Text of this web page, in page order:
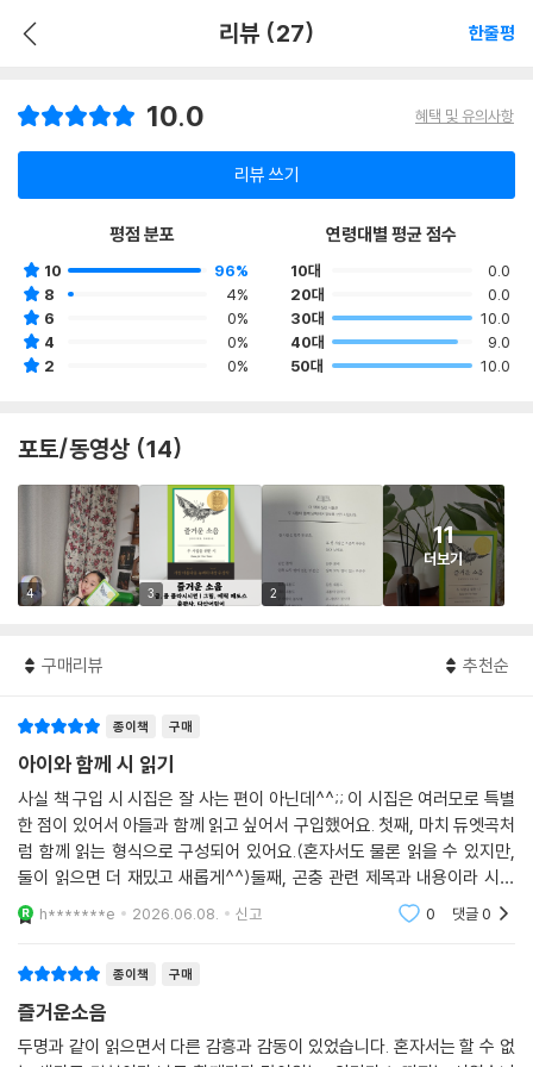
리뷰 (27) 한줄평
10.0 혜택 및 유의사항
리뷰 쓰기
평점 분포
10
96%
8
4%
6
0%
4
0%
2
0%
연령대별 평균 점수
10대
0.0
20대
0.0
30대
10.0
40대
9.0
50대
10.0
포토/동영상 (14)
4 3 2
11
더보기
구매리뷰 추천순
종이책 구매
아이와 함께 시 읽기
사실 책 구입 시 시집은 잘 사는 편이 아닌데^^;; 이 시집은 여러모로 특별
한 점이 있어서 아들과 함께 읽고 싶어서 구입했어요. 첫째, 마치 듀엣곡처
럼 함께 읽는 형식으로 구성되어 있어요.(혼자서도 물론 읽을 수 있지만,
둘이 읽으면 더 재밌고 새롭게^^)둘째, 곤충 관련 제목과 내용이라 시와
거리가 먼? 남자 아이에게 흥미를 유발할 수 있어요.셋째, ＜즐거운 소음
＞이라는 제목도
h*******e 2026.06.08. 신고 0 댓글0
종이책 구매
즐거운소음
두명과 같이 읽으면서 다른 감흥과 감동이 있었습니다. 혼자서는 할 수 없